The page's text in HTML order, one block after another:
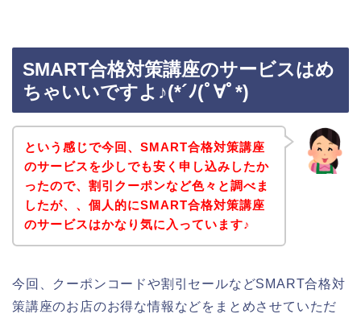
SMART合格対策講座のサービスはめ
ちゃいいですよ♪(*´ﾉ(ﾟ∀ﾟ*)
という感じで今回、SMART合格対策講座
のサービスを少しでも安く申し込みしたか
ったので、割引クーポンなど色々と調べま
したが、、個人的にSMART合格対策講座
のサービスはかなり気に入っています♪
今回、クーポンコードや割引セールなどSMART合格対
策講座のお店のお得な情報などをまとめさせていただ